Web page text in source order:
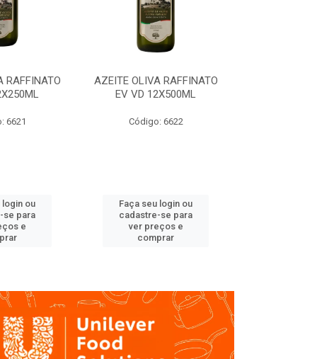
RAFFINATO
6621
login ou
se para
e
AZEITE OLIVA RAFFINATO
EV VD 12X500ML
Código: 6622
Faça seu login ou
cadastre-se para
ver preços e
comprar